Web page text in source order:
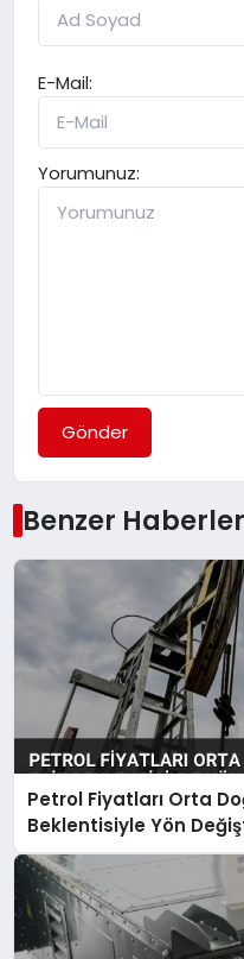
E-Mail:
Yorumunuz:
Gönder
Benzer Haberler
Petrol Fiyatları Orta
Beklentisiyle Yön